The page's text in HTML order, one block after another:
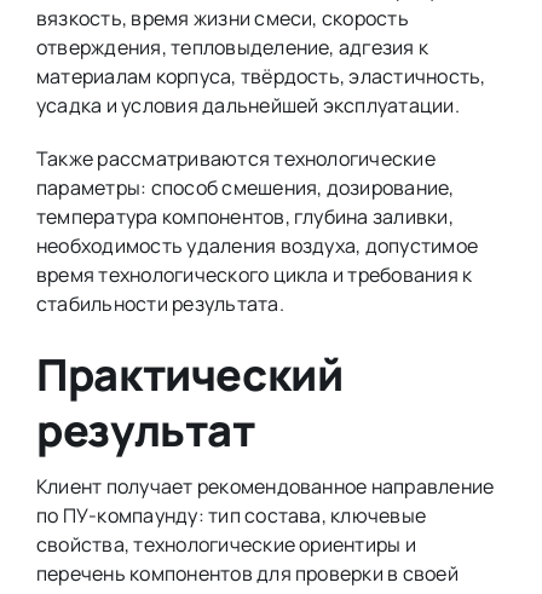
вязкость, время жизни смеси, скорость
отверждения, тепловыделение, адгезия к
материалам корпуса, твёрдость, эластичность,
усадка и условия дальнейшей эксплуатации.
Также рассматриваются технологические
параметры: способ смешения, дозирование,
температура компонентов, глубина заливки,
необходимость удаления воздуха, допустимое
время технологического цикла и требования к
стабильности результата.
Практический
результат
Клиент получает рекомендованное направление
по ПУ-компаунду: тип состава, ключевые
свойства, технологические ориентиры и
перечень компонентов для проверки в своей